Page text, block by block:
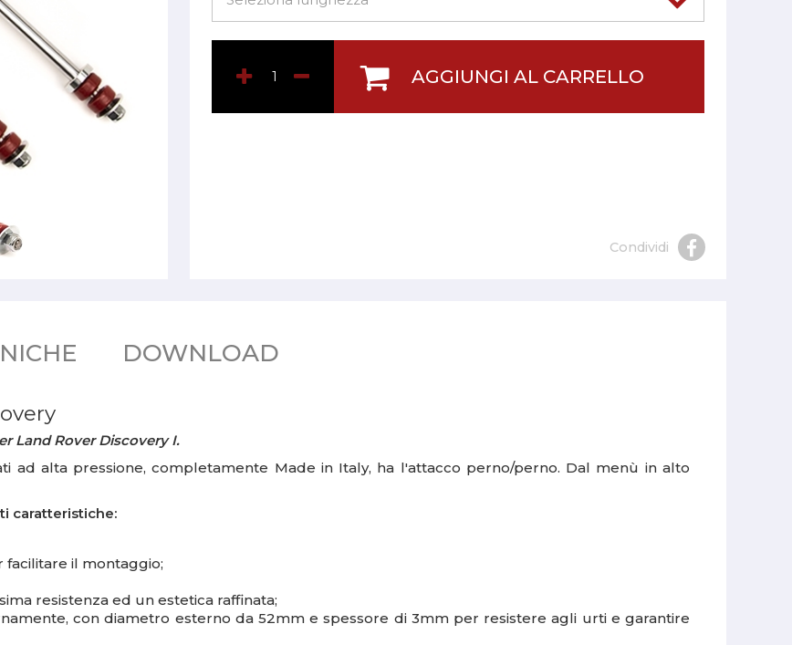
AGGIUNGI AL CARRELLO
Condividi
DOWNLOAD
Land Rover Discovery I.
ad alta pressione, completamente Made in Italy, ha l'attacco perno/perno. Dal menù in alto
caratteristiche:
facilitare il montaggio;
resistenza ed un estetica raffinata;
con diametro esterno da 52mm e spessore di 3mm per resistere agli urti e garantire